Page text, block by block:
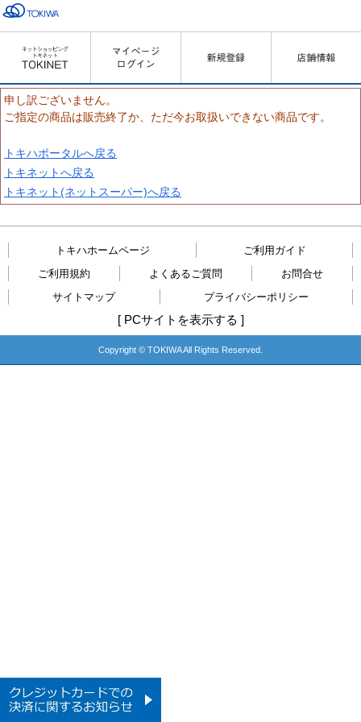
申し訳ございません。
ご指定の商品は販売終了か、ただ今お取扱いできない商品です。
トキハポータルへ戻る
トキネットへ戻る
トキネット(ネットスーパー)へ戻る
トキハホームページ
ご利用ガイド
ご利用規約
よくあるご質問
お問合せ
サイトマップ
プライバシーポリシー
[ PCサイトを表示する ]
Copyright © TOKIWA All Rights Reserved.